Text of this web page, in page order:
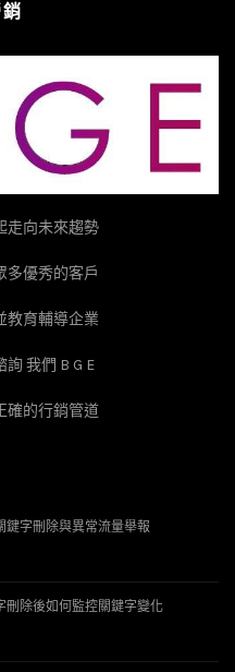
走向未來趨勢
多優秀的客戶
教育輔導企業
我們 B G E
確的行銷管道
鍵字刪除與異常流量舉報
刪除後如何監控關鍵字變化